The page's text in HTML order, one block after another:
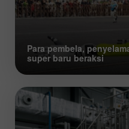
Para pembela,
super baru beraksi